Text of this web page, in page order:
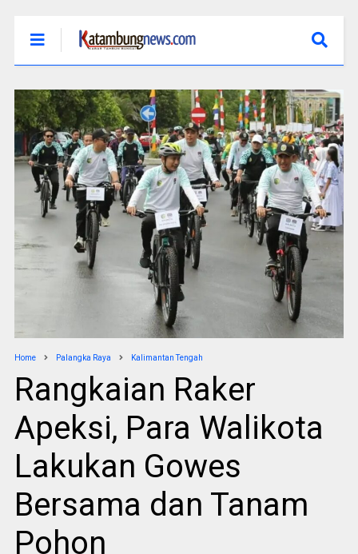
Home Palangka Raya Kalimantan Tengah
Rangkaian Raker
Apeksi, Para Walikota
Lakukan Gowes
Bersama dan Tanam
Pohon